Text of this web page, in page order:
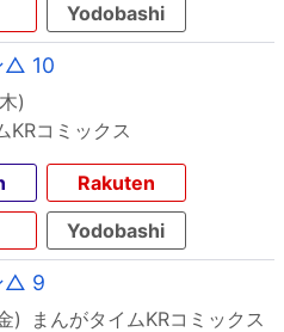
Yodobashi
△ 10
)
KRコミックス
Rakuten
Yodobashi
△ 9
) まんがタイムKRコミックス